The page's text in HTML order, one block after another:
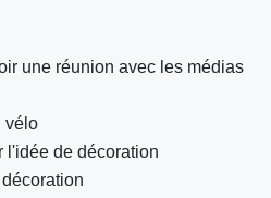
une réunion avec les médias
vélo
l'idée de décoration